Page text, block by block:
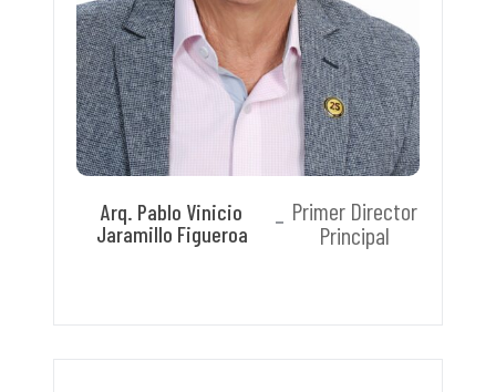
Arq. Pablo Vinicio
Jaramillo Figueroa
Primer Director
Principal